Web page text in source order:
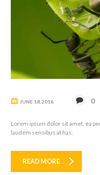
JUNE 18, 2016 0
Lorem ipsum dolor sit amet, ea
laudem sensibus at has.
READ MORE